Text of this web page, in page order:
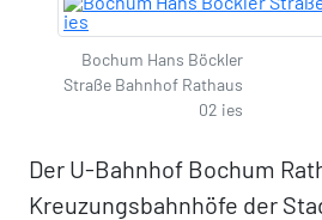
Bochum Hans Böckler
Straße Bahnhof Rathaus
02 ies
Der U-Bahnhof Bochum
Kreuzungsbahnhöfe der